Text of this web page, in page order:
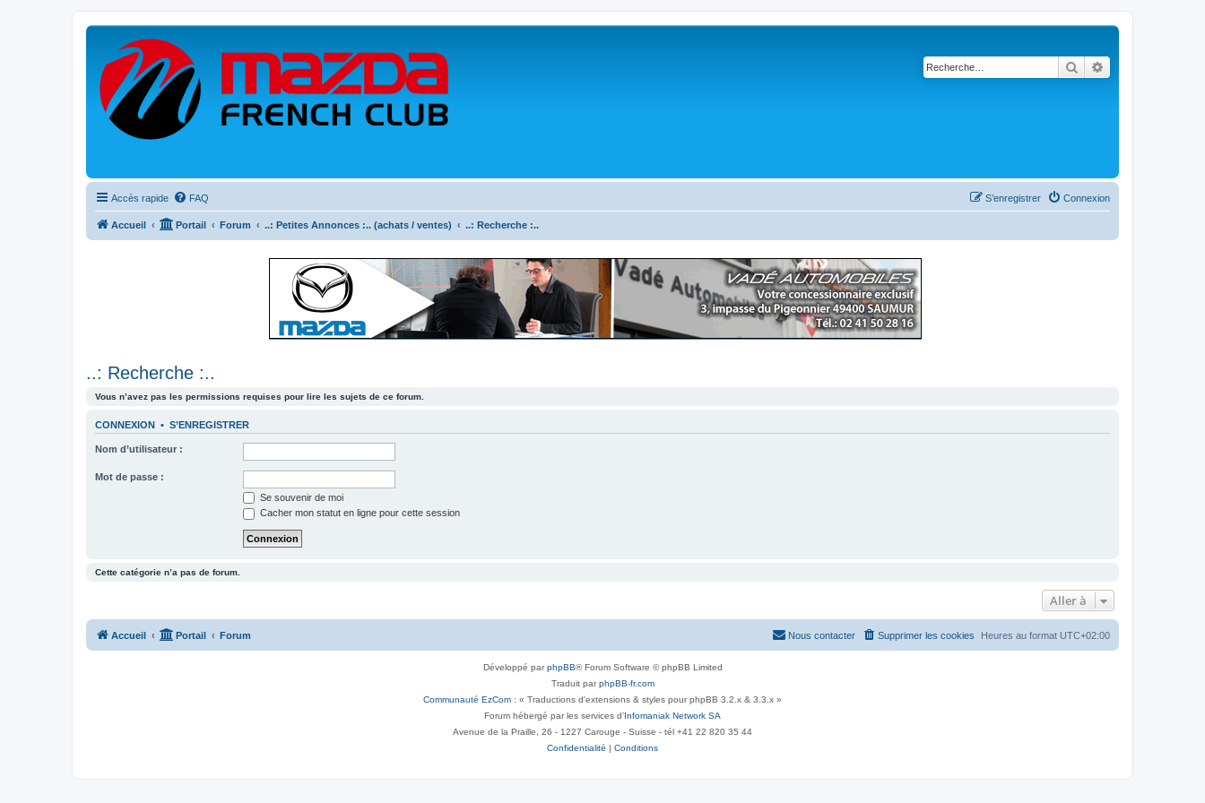
Rechercher
Accès rapide FAQ Connexion
S’enregistrer
Accueil Portail Forum ..: Petites Annonces :.. (achats / ventes) ..: Recherche :..
..: Recherche :..
Vous n’avez pas les permissions requises pour lire les sujets de ce forum.
CONNEXION • S’ENREGISTRER
Nom d’utilisateur :
Mot de passe :
Se souvenir de moi
Cacher mon statut en ligne pour cette session
Cette catégorie n’a pas de forum.
Aller à
Accueil Portail Forum Heures au format UTC+02:00
Supprimer les cookies
Nous contacter
Développé parphpBB® Forum Software © phpBB Limited
Traduit parphpBB-fr.com
Communauté EzCom : « Traductions d'extensions & styles pour phpBB 3.2.x & 3.3.x »
Forum hébergé par les services d’Infomaniak Network SA
Avenue de la Praille, 26 - 1227 Carouge - Suisse - tél +41 22 820 35 44
Confidentialité | Conditions